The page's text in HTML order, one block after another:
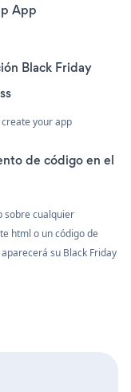
App
Black Friday
your app
de código en el
sobre cualquier
html o un código de
su Black Friday